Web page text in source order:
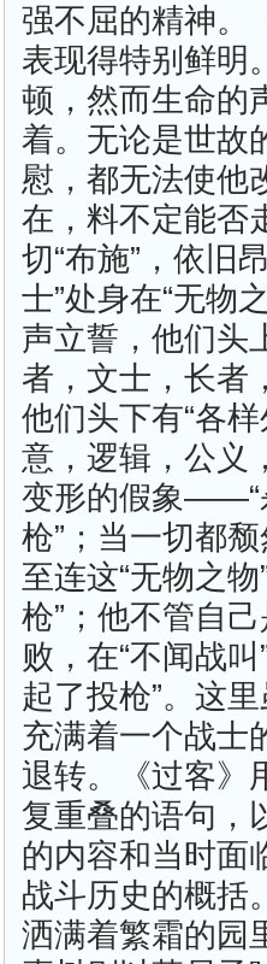
强不屈的精神。
表现得特别鲜明
顿，然而生命的
着。无论是世故
慰，都无法使他
在，料不定能否
切“布施”，依旧
士”处身在“无物
声立誓，他们头
者，文士，长者
他们头下有“各
意，逻辑，公义
变形的假象——“
枪”；当一切都
至连这“无物之
枪”；他不管自
败，在“不闻战
起了投枪”。这
充满着一个战士
退转。《过客》
复重叠的语句，
的内容和当时面
战斗历史的概括
洒满着繁霜的园